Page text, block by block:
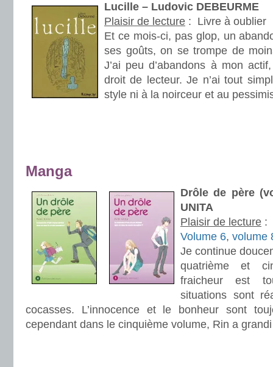
Lucille – Ludovic DEBEURME
Plaisir de lecture : Livre à oublier
Et ce mois-ci, pas glop, un
ses goûts, on se trompe de
J’ai peu d’abandons à mon
droit de lecteur. Je n’ai tout
style ni à la noirceur et au
Manga
Drôle de père
UNITA
Plaisir de lecture :
Volume 6, volume
Je continue
quatrième et
fraicheur est
situations sont
cocasses. L’innocence et le bonheur sont
cependant dans le cinquième volume, Rin a